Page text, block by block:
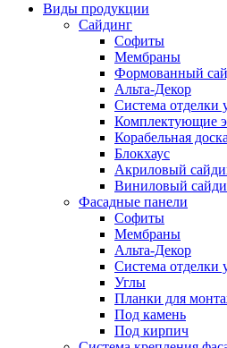
Виды продукции
Сайдинг
Софиты
Мембраны
Формованный
Альта-Декор
Система отделки
Комплектующие
Корабельная доска
Блокхаус
Акриловый
Виниловый
Фасадные панели
Софиты
Мембраны
Альта-Декор
Система отделки
Углы
Планки для
Под камень
Под кирпич